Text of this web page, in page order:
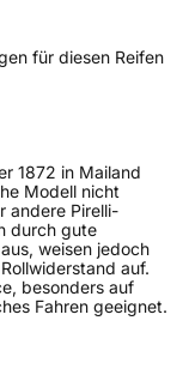
für diesen Reifen
1872 in Mailand
Modell nicht
andere Pirelli-
durch gute
weisen jedoch
auf.
besonders auf
Fahren geeignet.